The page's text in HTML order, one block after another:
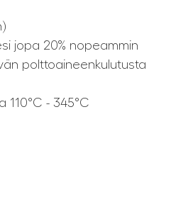
jopa 20% nopeammin
polttoaineenkulutusta
110°C - 345°C